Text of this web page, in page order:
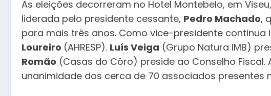
As eleições decorreram no Hotel Montebelo, em
liderada pelo presidente cessante, Pedro Machado,
para mais três anos. Como vice-presidente continua
Loureiro (AHRESP). Luís Veiga (Grupo Natura IMB)
Romão (Casas do Côro) preside ao Conselho Fiscal.
unanimidade dos cerca de 70 associados presentes